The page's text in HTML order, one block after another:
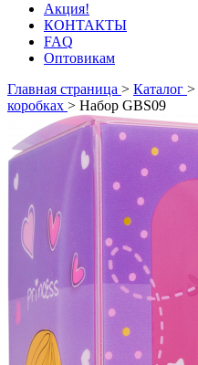
Акция!
КОНТАКТЫ
FAQ
Оптовикам
Главная страница > Каталог >
коробках > Набор GBS09